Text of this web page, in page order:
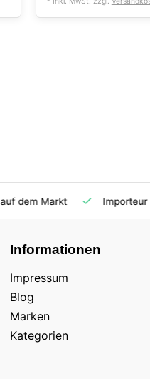
dem Markt Importeur
Informationen
Impressum
Blog
Marken
Kategorien